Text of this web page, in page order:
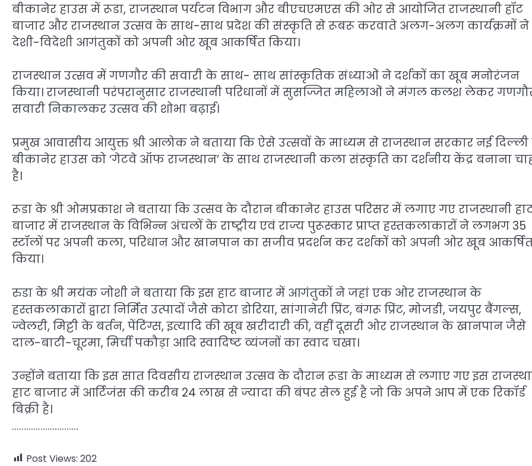
बीकानेर हाउस में रूडा, राजस्थान पर्यटन विभाग और बीएचएमएस की ओर से आयोजित राजस्थानी हॉट
बाजार और राजस्थान उत्सव के साथ-साथ प्रदेश की संस्कृति से रूबरू करवाते अलग-अलग कार्यक्रमों ने
देशी-विदेशी आगंतुकों को अपनी ओर खूब आकर्षित किया।
राजस्थान उत्सव में गणगौर की सवारी के साथ- साथ सांस्कृतिक संध्याओं ने दर्शकों का खूब मनोरंजन
किया। राजस्थानी परंपरानुसार राजस्थानी परिधानों में सुसज्जित महिलाओं ने मंगल कलश लेकर
सवारी निकालकर उत्सव की शोभा बढ़ाई।
प्रमुख आवासीय आयुक्त श्री आलोक ने बताया कि ऐसे उत्सवों के माध्यम से राजस्थान सरकार नई
बीकानेर हाउस को ‘गेटवे ऑफ राजस्थान’ के साथ राजस्थानी कला संस्कृति का दर्शनीय केंद्र बनाना
है।
रूडा के श्री ओमप्रकाश ने बताया कि उत्सव के दौरान बीकानेर हाउस परिसर में लगाए गए राजस्थानी
बाजार में राजस्थान के विभिन्न अंचलों के राष्ट्रीय एवं राज्य पुरूस्कार प्राप्त हस्तकलाकारों ने लगभग 35
स्टॉलों पर अपनी कला, परिधान और खानपान का सजीव प्रदर्शन कर दर्शकों को अपनी ओर खूब
किया।
रुडा के श्री मयंक जोशी ने बताया कि इस हाट बाजार में आगंतुकों ने जहां एक ओर राजस्थान के
हस्तकलाकारों द्वारा निर्मित उत्पादों जैसे कोटा डोरिया, सांगानेरी प्रिंट, बंगरू प्रिंट, मोजडी, जयपुर बैंगल्स,
ज्वेलरी, मिट्टी के बर्तन, पेंटिंग्स, इत्यादि की खूब खरीदारी की, वहीं दूसरी ओर राजस्थान के खानपान जैसे
दाल-बाटी-चूरमा, मिर्ची पकौड़ा आदि स्वादिष्ट व्यंजनों का स्वाद चखा।
उन्होंने बताया कि इस सात दिवसीय राजस्थान उत्सव के दौरान रूडा के माध्यम से लगाए गए इस
हाट बाजार में आर्टिजंस की करीब 24 लाख से ज्यादा की बंपर सेल हुई है जो कि अपने आप में एक रिकॉर्ड
बिक्री है।
……………………….
Post Views: 202